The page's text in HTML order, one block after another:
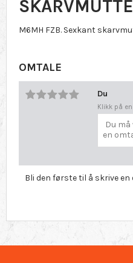
M6MH FZB. Sexkant
OMTALE
Du
Klikk på
Bli den første til å skrive en